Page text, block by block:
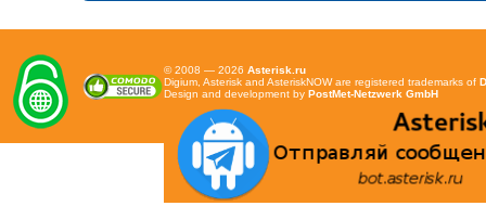
© 2008 — 2026 Asterisk.ru
Digium, Asterisk and AsteriskNOW are registered trademarks of
Design and development by PostMet-Netzwerk GmbH